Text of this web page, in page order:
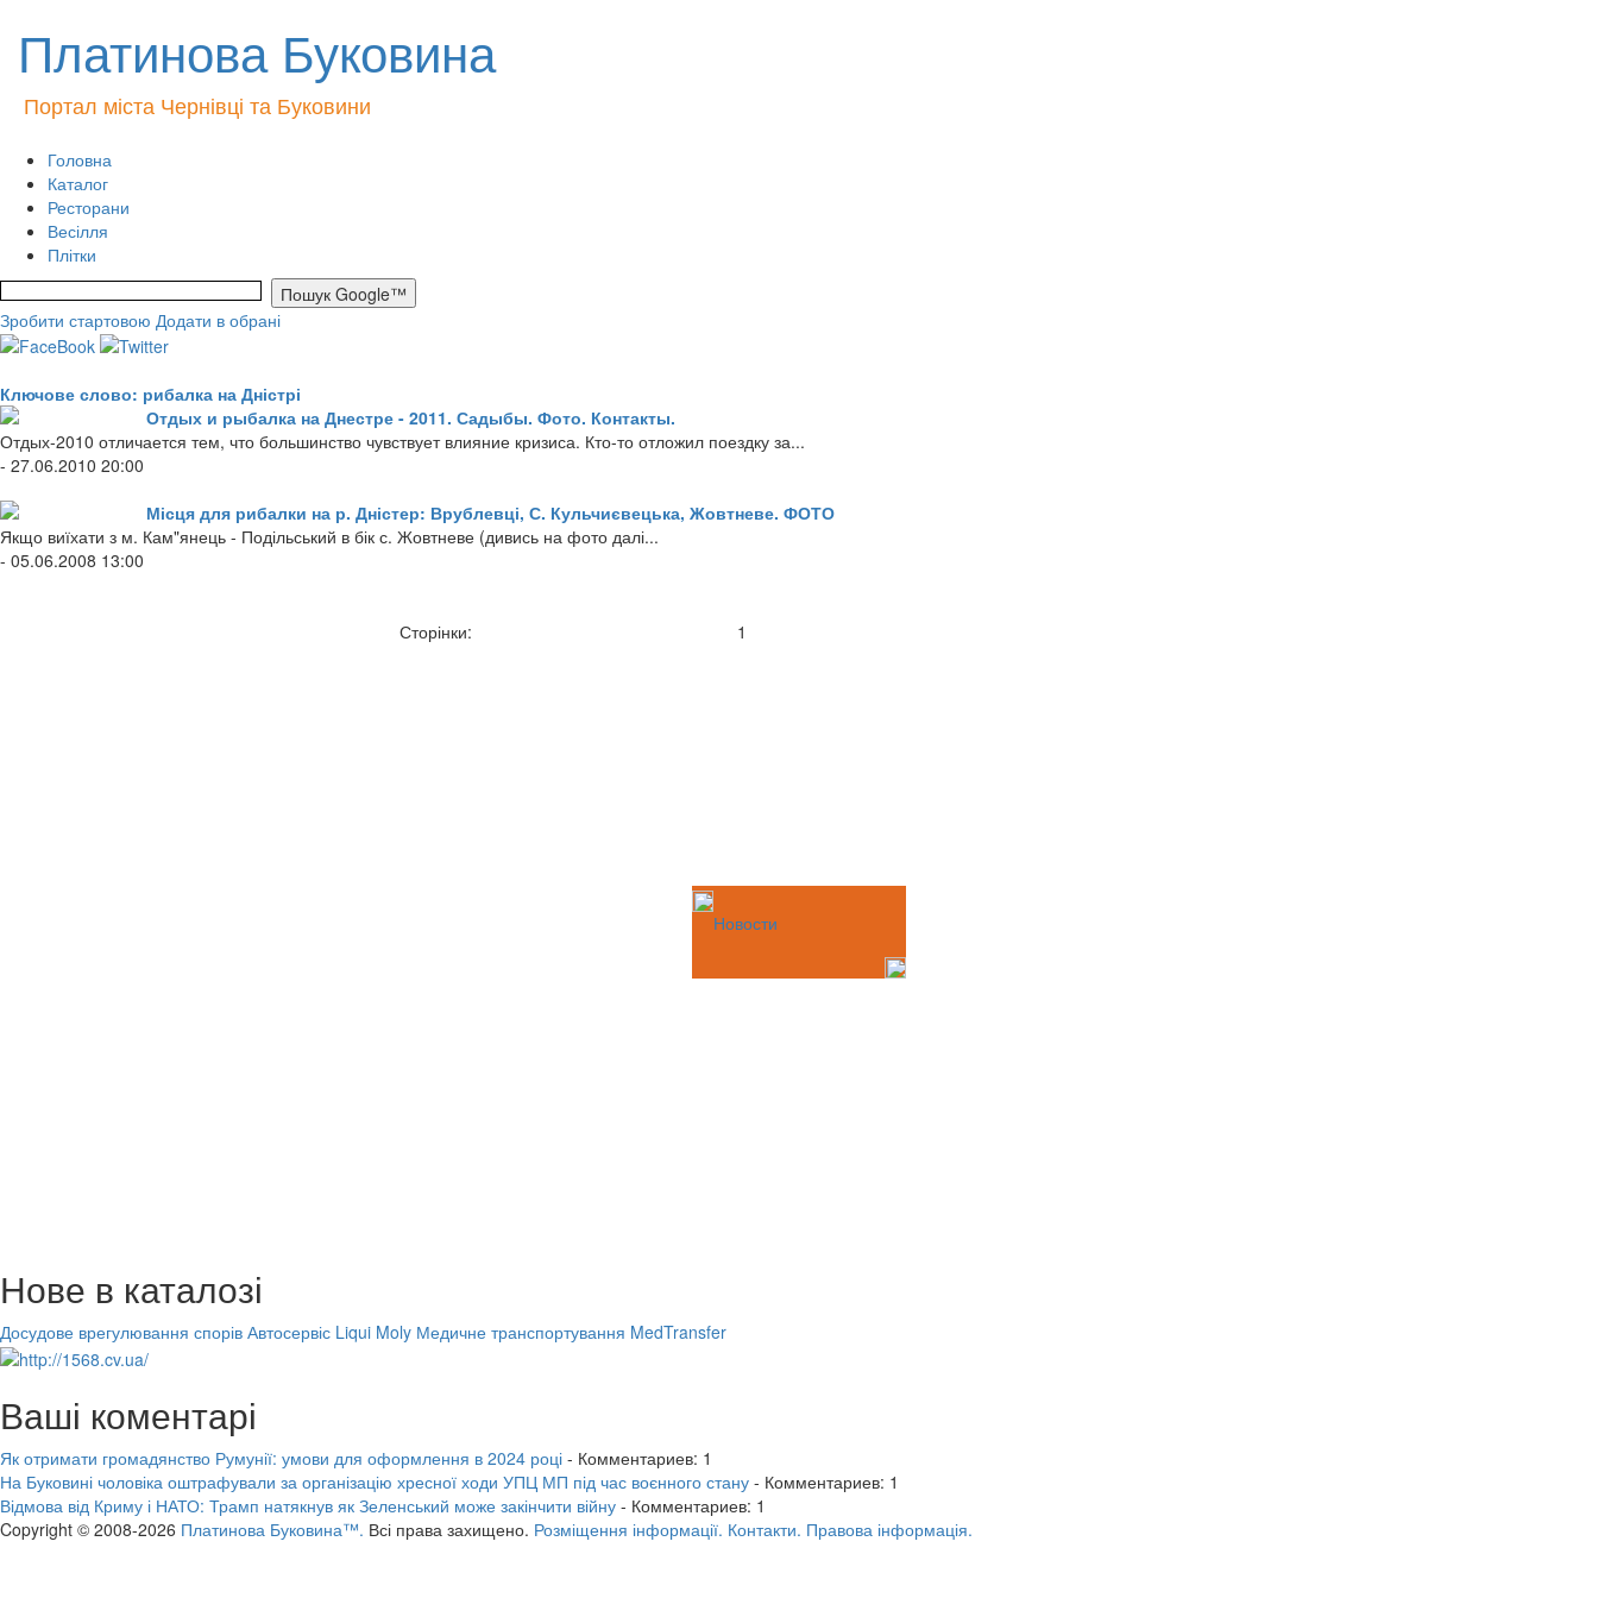
Платинова Буковина
Портал міста Чернівці та Буковини
Головна
Каталог
Ресторани
Весілля
Плітки
Зробити стартовою Додати в обрані
Ключове слово: рибалка на Дністрі
Отдых и рыбалка на Днестре - 2011. Садыбы. Фото. Контакты.
Отдых-2010 отличается тем, что большинство чувствует влияние кризиса. Кто-то отложил поездку за...
- 27.06.2010 20:00
Місця для рибалки на р. Дністер: Врублевці, С. Кульчиєвецька, Жовтневе. ФОТО
Якщо виїхати з м. Кам"янець - Подільський в бік с. Жовтневе (дивись на фото далі...
- 05.06.2008 13:00
Сторінки: 1
Новости
Нове в каталозі
Досудове врегулювання спорів Автосервіс Liqui Moly Медичне транспортування MedTransfer
Ваші коментарі
Як отримати громадянство Румунії: умови для оформлення в 2024 році - Комментариев: 1
На Буковині чоловіка оштрафували за організацію хресної ходи УПЦ МП під час воєнного стану - Комментариев: 1
Відмова від Криму і НАТО: Трамп натякнув як Зеленський може закінчити війну - Комментариев: 1
Copyright © 2008-2026 Платинова Буковина™. Всі права захищено. Розміщення інформації. Контакти. Правова інформація.